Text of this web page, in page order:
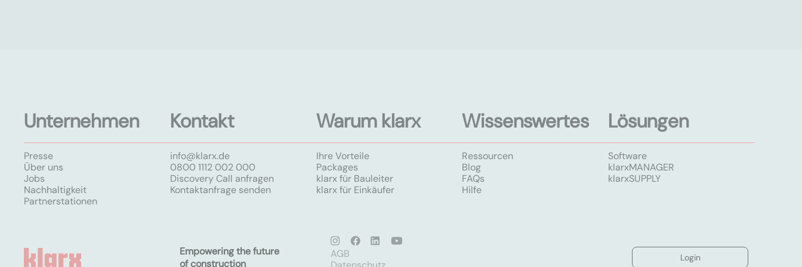
Unternehmen
Presse
Über uns
Jobs
Nachhaltigkeit
Partnerstationen
Kontakt
info@klarx.de
0800 1112 002 000
Discovery Call anfragen
Kontaktanfrage senden
Warum klarx
Ihre Vorteile
Packages
klarx für Bauleiter
klarx für Einkäufer
Wissenswertes
Ressourcen
Blog
FAQs
Hilfe
Lösungen
Software
klarxMANAGER
klarxSUPPLY
Empowering the future
of construction
AGB
Login